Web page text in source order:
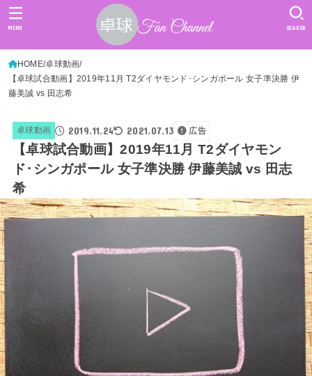
SEARCH
MENU
HOME 卓球動画
【卓球試合動画】2019年11月 T2ダイヤモンド･シンガポール 女子準決勝 伊
藤美誠 vs 田志希
卓球動画 2019.11.24 2021.07.13 広告
【卓球試合動画】2019年11月 T2ダイヤモン
ド･シンガポール 女子準決勝 伊藤美誠 vs 田志
希